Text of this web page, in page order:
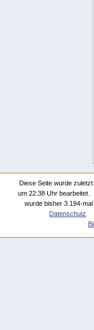
Diese Seite wurde
um 22:38 Uhr bearbeitet.
wurde bisher 3.194-mal
Datenschutz